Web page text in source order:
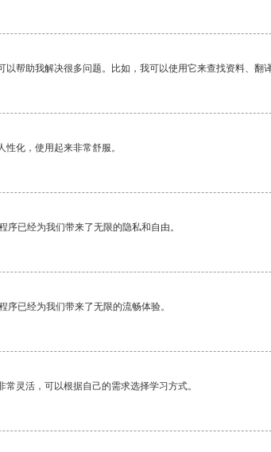
以帮助我解决很多问题。比如，我可以使用它来查找资料、翻
性化，使用起来非常舒服。
序已经为我们带来了无限的隐私和自由。
序已经为我们带来了无限的流畅体验。
常灵活，可以根据自己的需求选择学习方式。